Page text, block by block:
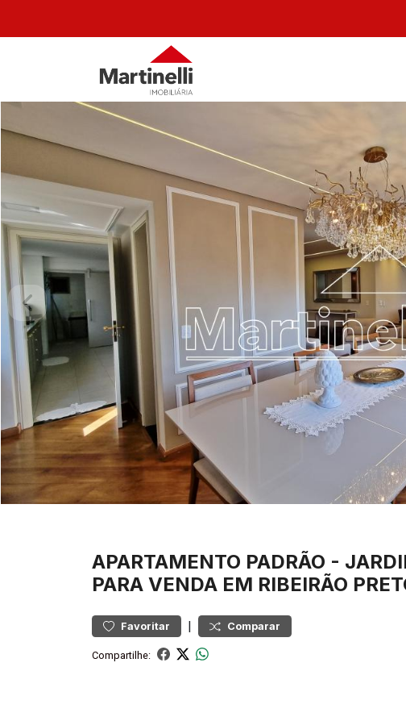
APARTAMENTO PADRÃO -
PARA VENDA EM RIBEIRÃO
Favoritar | Comparar
Compartilhe: